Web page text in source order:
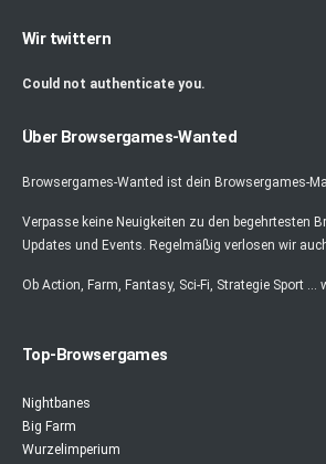
Wir twittern
Could not authenticate you.
Über Browsergames-Wanted
Browsergames-Wanted ist dein Browsergames-
Verpasse keine Neuigkeiten zu den begehrtesten
Updates und Events. Regelmäßig verlosen wir
Ob Action, Farm, Fantasy, Sci-Fi, Strategie Sport
Top-Browsergames
Nightbanes
Big Farm
Wurzelimperium